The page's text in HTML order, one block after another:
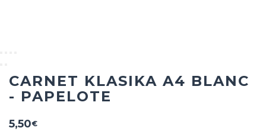
CARNET KLASIKA A4 BLANC
- PAPELOTE
5,50€